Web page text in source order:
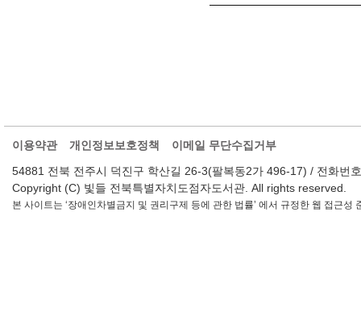
이용약관 개인정보보호정책
이메일 무단수집거부
54881 전북 전주시 덕진구 학산길 26-3(팔복동2가 496-17) / 전화
Copyright (C) 빛들 전북특별자치도점자도서관. All rights reserved.
본 사이트는 ‘장애인차별금지 및 권리구제 등에 관한 법률’ 에서 규정한 웹 접근